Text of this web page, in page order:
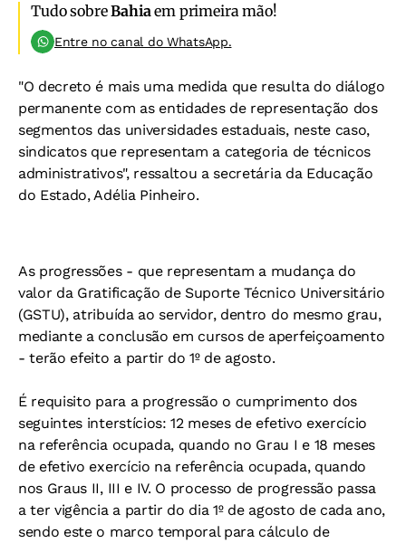
Tudo sobreBahia em primeira mão!
Entre no canal do WhatsApp.
"O decreto é mais uma medida que resulta do diálogo
permanente com as entidades de representação dos
segmentos das universidades estaduais, neste caso,
sindicatos que representam a categoria de técnicos
administrativos", ressaltou a secretária da Educação
do Estado, Adélia Pinheiro.
As progressões - que representam a mudança do
valor da Gratificação de Suporte Técnico Universitário
(GSTU), atribuída ao servidor, dentro do mesmo grau,
mediante a conclusão em cursos de aperfeiçoamento
- terão efeito a partir do 1º de agosto.
É requisito para a progressão o cumprimento dos
seguintes interstícios: 12 meses de efetivo exercício
na referência ocupada, quando no Grau I e 18 meses
de efetivo exercício na referência ocupada, quando
nos Graus II, III e IV. O processo de progressão passa
a ter vigência a partir do dia 1º de agosto de cada ano,
sendo este o marco temporal para cálculo de